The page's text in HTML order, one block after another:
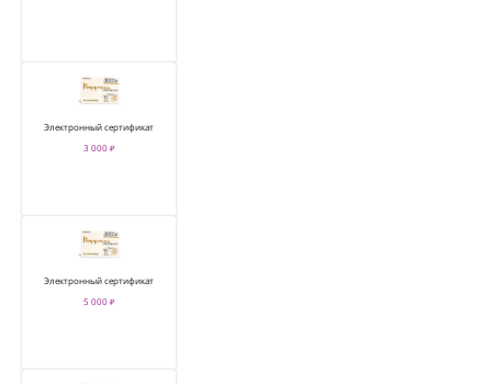
Электронный сертификат
3 000 ₽
Электронный сертификат
5 000 ₽